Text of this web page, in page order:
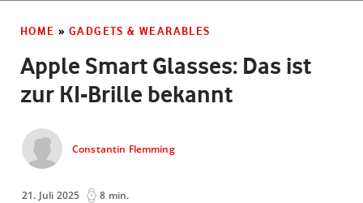
HOME » GADGETS & WEARABLES
Apple Smart Glasses: Das ist
zur KI-Brille bekannt
Constantin Flemming
21. Juli 2025 8 min.